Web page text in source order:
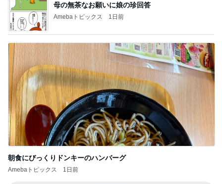
母の無茶なお願いに娘の珍回答
Amebaトピックス 1日前
朝食にびっくりドンキーのハンバーグ
Amebaトピックス 1日前